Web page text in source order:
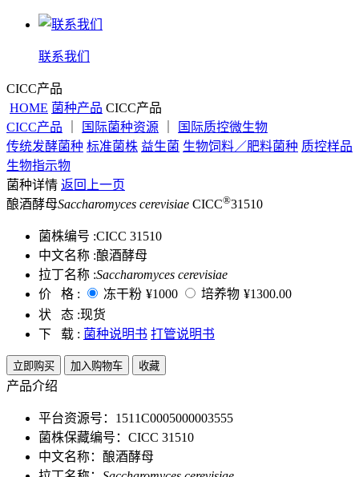
联系我们
CICC产品
HOME 菌种产品 CICC产品
CICC产品
国际菌种资源
国际质控微生物
传统发酵菌种 标准菌株 益生菌 生物饲料／肥料菌种 质控样品
生物指示物
菌种详情 返回上一页
酿酒酵母Saccharomyces cerevisiae CICC®31510
菌株编号 :CICC 31510
中文名称 :酿酒酵母
拉丁名称 :Saccharomyces cerevisiae
价 格 :
冻干粉 ¥1000 培养物 ¥1300.00
状 态 :现货
下 载 : 菌种说明书 打管说明书
立即购买 加入购物车 收藏
产品介绍
平台资源号：1511C0005000003555
菌株保藏编号：CICC 31510
中文名称：酿酒酵母